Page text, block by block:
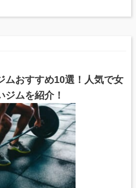
ムおすすめ10選！人気で女
ジムを紹介！